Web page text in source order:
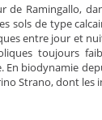
de Ramingallo,
sols de type
entre jour et
toujours
biodynamie
Strano, dont les